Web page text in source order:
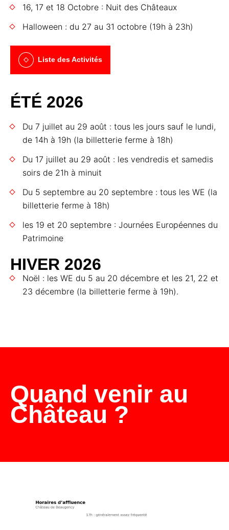
16, 17 et 18 Octobre : Nuit des Châteaux
Halloween : du 27 au 31 octobre (19h à 23h)
Liste des Activités
ÉTÉ 2026
Du 7 juillet au 29 août : tous les jours sauf le lundi,
de 14h à 19h (la billetterie ferme à 18h)
Du 17 juillet au 29 août : les vendredis et samedis
soirs de 21h à minuit
Du 5 septembre au 20 septembre : tous les WE (la
billetterie ferme à 18h)
les 19 et 20 septembre : Journées Européennes du
Patrimoine
HIVER 2026
Noël : les WE du 5 au 20 décembre et les 21, 22 et
23 décembre (la billetterie ferme à 19h).
Quand venir au
Château ?